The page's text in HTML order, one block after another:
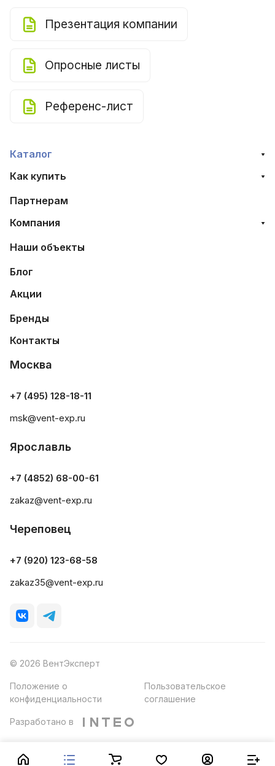
Презентация компании
Опросные листы
Референс-лист
Каталог
Как купить
Партнерам
Компания
Наши объекты
Блог
Акции
Бренды
Контакты
Москва
+7 (495) 128-18-11
msk@vent-exp.ru
Ярославль
+7 (4852) 68-00-61
zakaz@vent-exp.ru
Череповец
+7 (920) 123-68-58
zakaz35@vent-exp.ru
© 2026 ВентЭксперт
Положение о
конфиденциальности
Пользовательское
соглашение
Разработано в